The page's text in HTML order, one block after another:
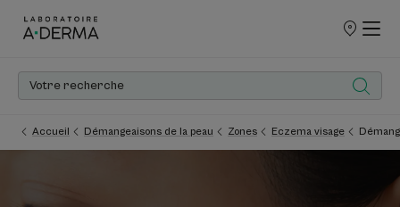
POINTS
Accueil Démangeaisons de la peau Zones Eczema visage